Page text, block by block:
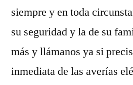
siempre y en toda
su seguridad y la de su
más y llámanos ya si
inmediata de las averías